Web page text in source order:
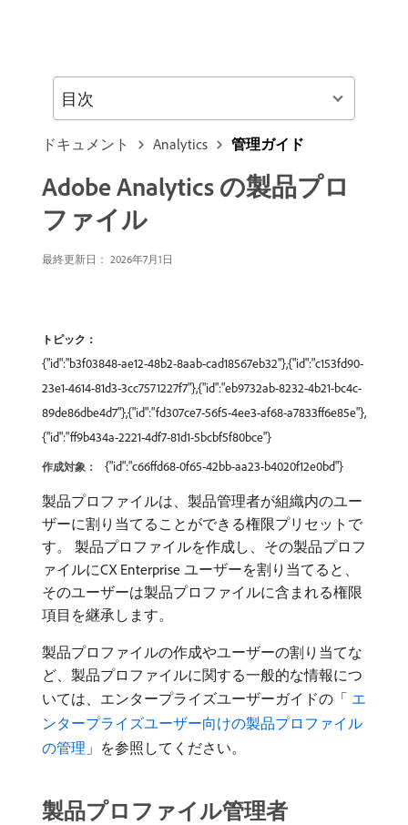
ドキュメント Analytics 管理ガイド
Adobe Analytics の製品プロ
ファイル
最終更新日： 2026年7月1日
トピック：
{"id":"b3f03848-ae12-48b2-8aab-cad18567eb32"},{"id":"c153fd90-
23e1-4614-81d3-3cc7571227f7"},{"id":"eb9732ab-8232-4b21-bc4c-
89de86dbe4d7"},{"id":"fd307ce7-56f5-4ee3-af68-a7833ff6e85e"},
{"id":"ff9b434a-2221-4df7-81d1-5bcbf5f80bce"}
作成対象： {"id":"c66ffd68-0f65-42bb-aa23-b4020f12e0bd"}
製品プロファイルは、製品管理者が組織内のユー
ザーに割り当てることができる権限プリセットで
す。 製品プロファイルを作成し、その製品プロフ
ァイルにCX Enterprise ユーザーを割り当てると、
そのユーザーは製品プロファイルに含まれる権限
項目を継承します。
製品プロファイルの作成やユーザーの割り当てな
ど、製品プロファイルに関する一般的な情報につ
いては、エンタープライズユーザーガイドの「 ​ エ
ンタープライズユーザー向けの製品プロファイル
の管理 」を参照してください。
製品プロファイル管理者
目次